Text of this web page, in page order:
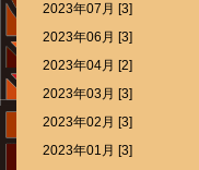
2023年07月 [3]
2023年06月 [3]
2023年04月 [2]
2023年03月 [3]
2023年02月 [3]
2023年01月 [3]